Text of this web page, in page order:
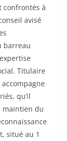
confrontés à
avisé
barreau
Titulaire
accompagne
qu’il
maintien du
situé au 1